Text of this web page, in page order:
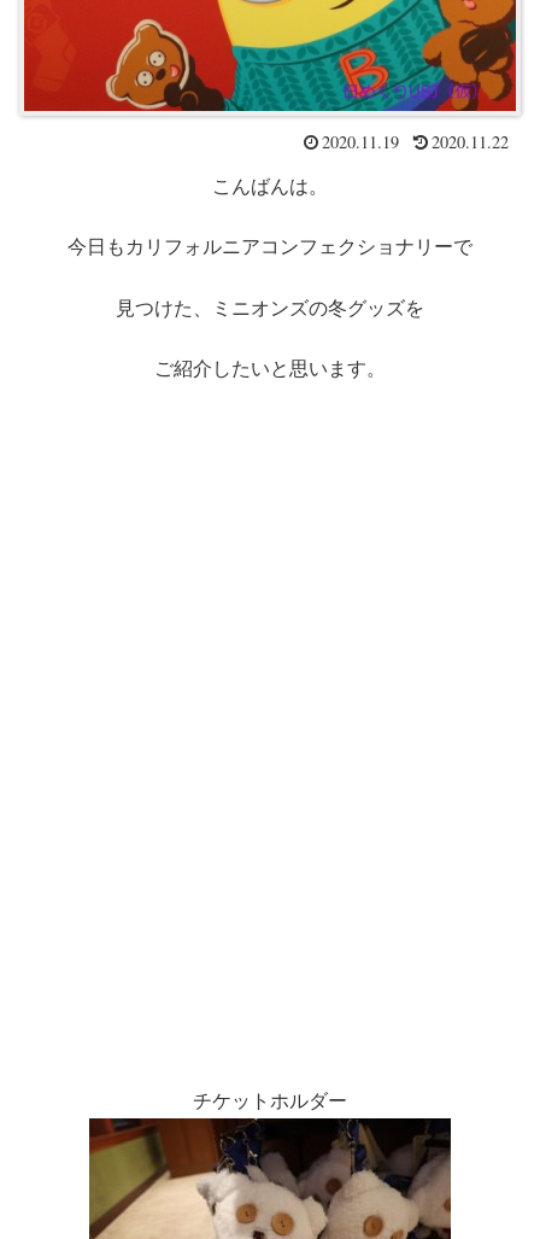
2020.11.19 2020.11.22
こんばんは。
今日もカリフォルニアコンフェクショナリーで
見つけた、ミニオンズの冬グッズを
ご紹介したいと思います。
チケットホルダー